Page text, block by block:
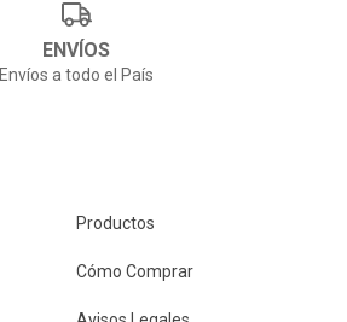
ENVÍOS
Envíos a todo el País
Productos
Cómo Comprar